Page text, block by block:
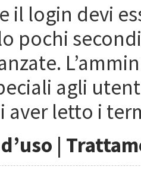
il login devi
pochi
agli
aver letto i
|